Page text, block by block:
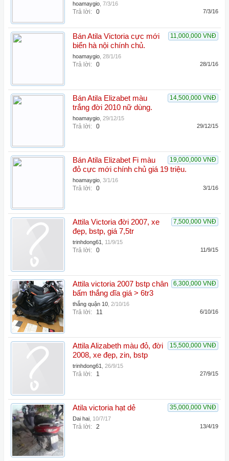
hoamaygio 7/3/16
Trả lời: 0 7/3/16
11,000,000 VNĐ
Bán Atila Victoria cực mới
biển hà nội chính chủ.
hoamaygio 28/1/16
Trả lời: 0 28/1/16
14,500,000 VNĐ
Bán Atila Elizabet màu
trắng đời 2010 nữ dùng.
hoamaygio 29/12/15
Trả lời: 0 29/12/15
19,000,000 VNĐ
Bán Atila Elizabet Fi màu
đỏ cực mới chính chủ giá 19 triệu.
hoamaygio 3/1/16
Trả lời: 0 3/1/16
7,500,000 VNĐ
Attila Victoria đời 2007, xe
đẹp, bstp, giá 7,5tr
trinhdong61 11/9/15
Trả lời: 0 11/9/15
6,300,000 VNĐ
Attila victoria 2007 bstp chân
bấm thắng dĩa giá > 6tr3
thắng quận 10 2/10/16
Trả lời: 11 6/10/16
15,500,000 VNĐ
Attila Alizabeth màu đỏ, đời
2008, xe đẹp, zin, bstp
trinhdong61 26/9/15
Trả lời: 1 27/9/15
35,000,000 VNĐ
Atila victoria hạt dẻ
Dai hai 10/7/17
Trả lời: 2 13/4/19